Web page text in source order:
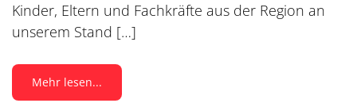
Kinder, Eltern und Fachkräfte aus der Region an
unserem Stand […]
Mehr lesen...